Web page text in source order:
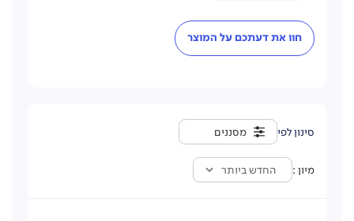
חוו את דעתכם על המוצר
מסננים
מיון החדש ביותר